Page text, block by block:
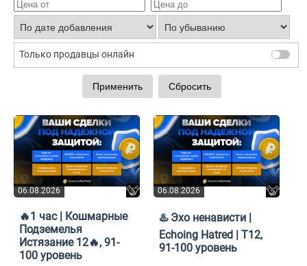
Только продавцы онлайн
06.08.2026
🔥1 час | Кошмарные
Подземелья
Истязание 12🔥, 91-
100 уровень
06.08.2026
♨️ Эхо ненависти |
Echoing Hatred | T12,
91-100 уровень